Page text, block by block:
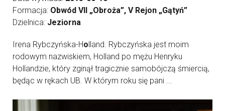
Formacja: Obwód VII „Obroża”, V Rejon „Gątyń”
Dzielnica: Jeziorna
Irena Rybczyńska-Holland. Rybczyńska jest moim
rodowym nazwiskiem, Holland po mężu Henryku
Hollandzie, który zginął tragicznie samobójczą śmiercią,
będąc w rękach UB. W którym roku się pani ...